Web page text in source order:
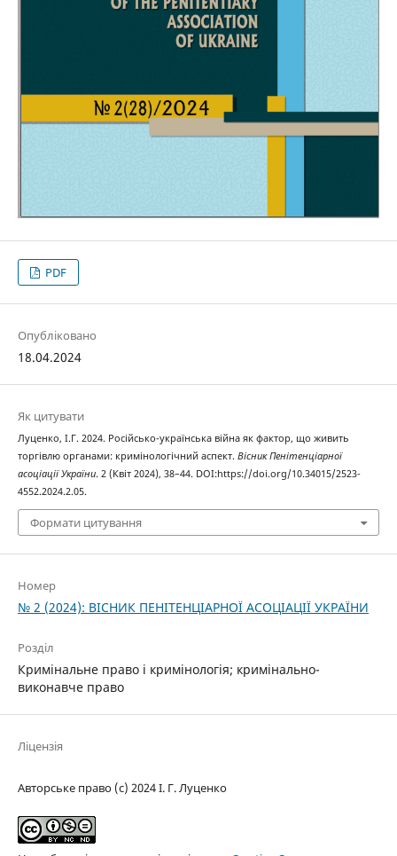
PDF
Опубліковано
18.04.2024
Як цитувати
Луценко, І.Г. 2024. Російсько-українська війна як фактор, що живить
торгівлю органами: кримінологічний аспект. Вісник Пенітенціарної
асоціації України. 2 (Квіт 2024), 38–44. DOI:https://doi.org/10.34015/2523-
4552.2024.2.05.
Формати цитування
Номер
№ 2 (2024): ВІСНИК ПЕНІТЕНЦІАРНОЇ АСОЦІАЦІЇ УКРАЇНИ
Розділ
Кримінальне право і кримінологія; кримінально-
виконавче право
Ліцензія
Авторське право (c) 2024 І. Г. Луценко